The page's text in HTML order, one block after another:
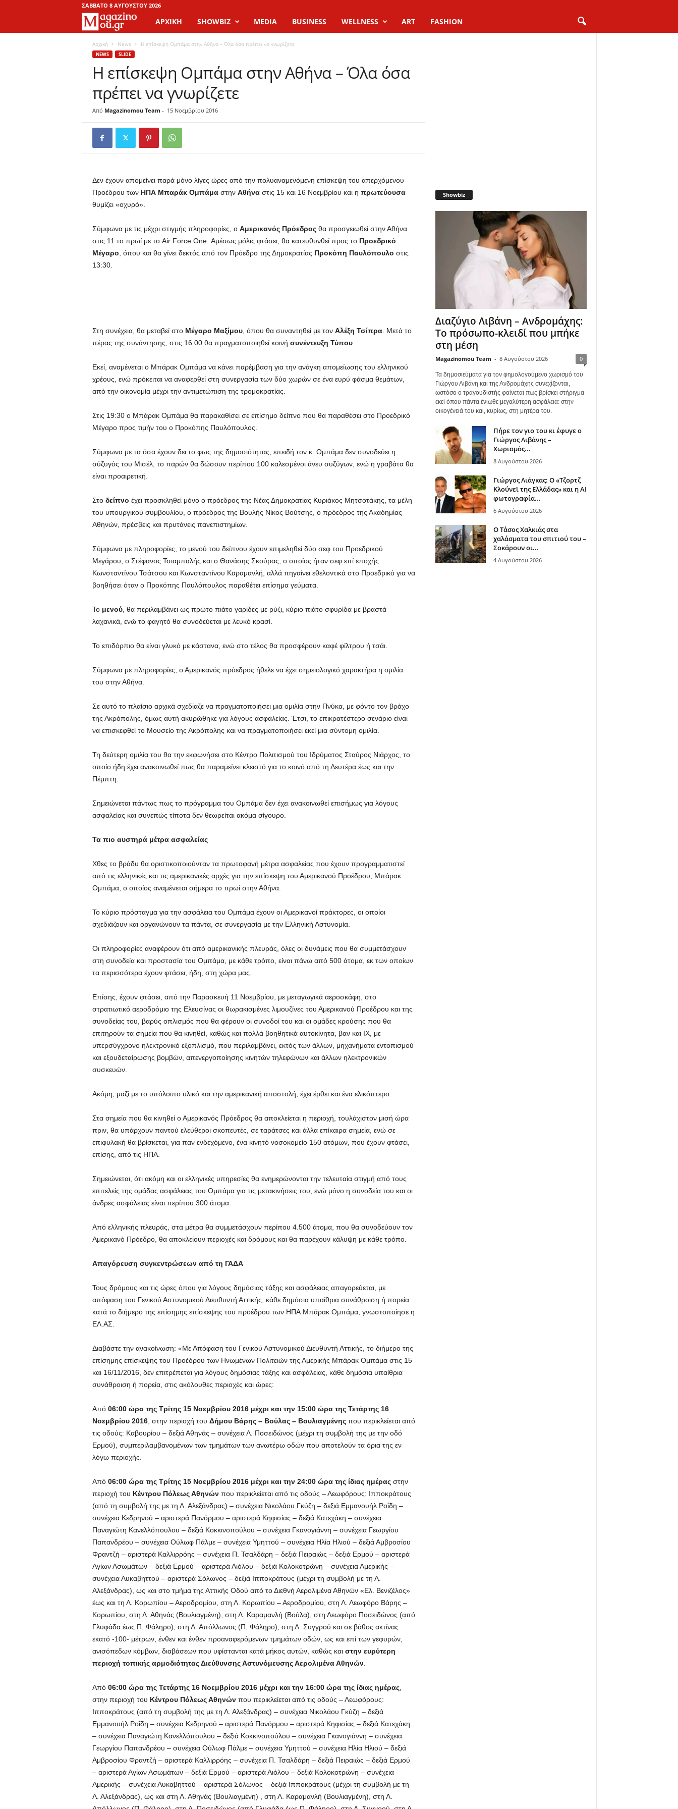
ΣΆΒΒΑΤΟ 8 ΑΥΓΟΎΣΤΟΥ 2026
a
z
n
o
u
ΑΡΧΙΚΉ SHOWBIZ MEDIA BUSINESS WELLNESS ART FASHION
Αρχική News Η επίσκεψη Ομπάμα στην Αθήνα – Όλα όσα πρέπει να γνωρίζετε
NEWS SLIDE
Η επίσκεψη Ομπάμα στην Αθήνα – Όλα όσα
πρέπει να γνωρίζετε
Από Magazinomou Team - 15 Νοεμβρίου 2016
Δεν έχουν απομείνει παρά μόνο λίγες ώρες από την πολυαναμενόμενη επίσκεψη του απερχόμενου
Προέδρου τωνΗΠΑ Μπαράκ Ομπάμαστην Αθήνα στις 15 και 16 Νοεμβρίου και η πρωτεύουσα
θυμίζει «οχυρό».
Σύμφωνα με τις μέχρι στιγμής πληροφορίες, ο Αμερικανός Πρόεδροςθα προσγειωθεί στην Αθήνα
στις 11 το πρωί με το Air Force One. Αμέσως μόλις φτάσει, θα κατευθυνθεί προς το Προεδρικό
Μέγαρο , όπου και θα γίνει δεκτός από τον Πρόεδρο της Δημοκρατίας Προκόπη Παυλόπουλο στις
13:30.
Στη συνέχεια, θα μεταβεί στο Μέγαρο Μαξίμου, όπου θα συναντηθεί με τον Αλέξη Τσίπρα. Μετά το
πέρας της συνάντησης, στις 16:00 θα πραγματοποιηθεί κοινή συνέντευξη Τύπου.
Εκεί, αναμένεται ο Μπάρακ Ομπάμα να κάνει παρέμβαση για την ανάγκη απομείωσης του ελληνικού
χρέους, ενώ πρόκειται να αναφερθεί στη συνεργασία των δύο χωρών σε ένα ευρύ φάσμα θεμάτων,
από την οικονομία μέχρι την αντιμετώπιση της τρομοκρατίας.
Στις 19:30 ο Μπάρακ Ομπάμα θα παρακαθίσει σε επίσημο δείπνο που θα παραθέσει στο Προεδρικό
Μέγαρο προς τιμήν του ο Προκόπης Παυλόπουλος.
Σύμφωνα με τα όσα έχουν δει το φως της δημοσιότητας, επειδή τον κ. Ομπάμα δεν συνοδεύει η
σύζυγός του Μισέλ, το παρών θα δώσουν περίπου 100 καλεσμένοι άνευ συζύγων, ενώ η γραβάτα θα
είναι προαιρετική.
Στο δείπνο έχει προσκληθεί μόνο ο πρόεδρος της Νέας Δημοκρατίας Κυριάκος Μητσοτάκης, τα μέλη
του υπουργικού συμβουλίου, ο πρόεδρος της Βουλής Νίκος Βούτσης, ο πρόεδρος της Ακαδημίας
Αθηνών, πρέσβεις και πρυτάνεις πανεπιστημίων.
Σύμφωνα με πληροφορίες, το μενού του δείπνου έχουν επιμεληθεί δύο σεφ του Προεδρικού
Μεγάρου, ο Στέφανος Τσιαμπαλής και ο Θανάσης Σκούρας, ο οποίος ήταν σεφ επί εποχής
Κωνσταντίνου Τσάτσου και Κωνσταντίνου Καραμανλή, αλλά πηγαίνει εθελοντικά στο Προεδρικό για να
βοηθήσει όταν ο Προκόπης Παυλόπουλος παραθέτει επίσημα γεύματα.
Το μενού, θα περιλαμβάνει ως πρώτο πιάτο γαρίδες με ρύζι, κύριο πιάτο σφυρίδα με βραστά
λαχανικά, ενώ το φαγητό θα συνοδεύεται με λευκό κρασί.
Το επιδόρπιο θα είναι γλυκό με κάστανα, ενώ στο τέλος θα προσφέρουν καφέ φίλτρου ή τσάι.
Σύμφωνα με πληροφορίες, ο Αμερικανός πρόεδρος ήθελε να έχει σημειολογικό χαρακτήρα η ομιλία
του στην Αθήνα.
Σε αυτό το πλαίσιο αρχικά σχεδίαζε να πραγματοποιήσει μια ομιλία στην Πνύκα, με φόντο τον βράχο
της Ακρόπολης, όμως αυτή ακυρώθηκε για λόγους ασφαλείας. Έτσι, το επικρατέστερο σενάριο είναι
να επισκεφθεί το Μουσείο της Ακρόπολης και να πραγματοποιήσει εκεί μια σύντομη ομιλία.
Τη δεύτερη ομιλία του θα την εκφωνήσει στο Κέντρο Πολιτισμού του Ιδρύματος Σταύρος Νιάρχος, το
οποίο ήδη έχει ανακοινωθεί πως θα παραμείνει κλειστό για το κοινό από τη Δευτέρα έως και την
Πέμπτη.
Σημειώνεται πάντως πως το πρόγραμμα του Ομπάμα δεν έχει ανακοινωθεί επισήμως για λόγους
ασφαλείας και συνεπώς τίποτα δεν θεωρείται ακόμα σίγουρο.
Τα πιο αυστηρά μέτρα ασφαλείας
Χθες το βράδυ θα οριστικοποιούνταν τα πρωτοφανή μέτρα ασφαλείας που έχουν προγραμματιστεί
από τις ελληνικές και τις αμερικανικές αρχές για την επίσκεψη του Αμερικανού Προέδρου, Μπάρακ
Ομπάμα, ο οποίος αναμένεται σήμερα το πρωί στην Αθήνα.
Το κύριο πρόσταγμα για την ασφάλεια του Ομπάμα έχουν οι Αμερικανοί πράκτορες, οι οποίοι
σχεδιάζουν και οργανώνουν τα πάντα, σε συνεργασία με την Ελληνική Αστυνομία.
Οι πληροφορίες αναφέρουν ότι από αμερικανικής πλευράς, όλες οι δυνάμεις που θα συμμετάσχουν
στη συνοδεία και προστασία του Ομπάμα, με κάθε τρόπο, είναι πάνω από 500 άτομα, εκ των οποίων
τα περισσότερα έχουν φτάσει, ήδη, στη χώρα μας.
Επίσης, έχουν φτάσει, από την Παρασκευή 11 Νοεμβρίου, με μεταγωγικά αεροσκάφη, στο
στρατιωτικό αεροδρόμιο της Ελευσίνας οι θωρακισμένες λιμουζίνες του Αμερικανού Προέδρου και της
συνοδείας του, βαρύς οπλισμός που θα φέρουν οι συνοδοί του και οι ομάδες κρούσης που θα
επιτηρούν τα σημεία που θα κινηθεί, καθώς και πολλά βοηθητικά αυτοκίνητα, βαν και ΙΧ, με
υπερσύγχρονο ηλεκτρονικό εξοπλισμό, που περιλαμβάνει, εκτός των άλλων, μηχανήματα εντοπισμού
και εξουδεταίρωσης βομβών, απενεργοποίησης κινητών τηλεφώνων και άλλων ηλεκτρονικών
συσκευών.
Ακόμη, μαζί με το υπόλοιπο υλικό και την αμερικανική αποστολή, έχει έρθει και ένα ελικόπτερο.
Στα σημεία που θα κινηθεί ο Αμερικανός Πρόεδρος θα αποκλείεται η περιοχή, τουλάχιστον μισή ώρα
πριν, θα υπάρχουν παντού ελεύθεροι σκοπευτές, σε ταράτσες και άλλα επίκαιρα σημεία, ενώ σε
επιφυλακή θα βρίσκεται, για παν ενδεχόμενο, ένα κινητό νοσοκομείο 150 ατόμων, που έχουν φτάσει,
επίσης, από τις ΗΠΑ.
Σημειώνεται, ότι ακόμη και οι ελληνικές υπηρεσίες θα ενημερώνονται την τελευταία στιγμή από τους
επιτελείς της ομάδας ασφάλειας του Ομπάμα για τις μετακινήσεις του, ενώ μόνο η συνοδεία του και οι
άνδρες ασφάλειας είναι περίπου 300 άτομα.
Από ελληνικής πλευράς, στα μέτρα θα συμμετάσχουν περίπου 4.500 άτομα, που θα συνοδεύουν τον
Αμερικανό Πρόεδρο, θα αποκλείουν περιοχές και δρόμους και θα παρέχουν κάλυψη με κάθε τρόπο.
Απαγόρευση συγκεντρώσεων από τη ΓΑΔΑ
Τους δρόμους και τις ώρες όπου για λόγους δημόσιας τάξης και ασφάλειας απαγορεύεται, με
απόφαση του Γενικού Αστυνομικού Διευθυντή Αττικής, κάθε δημόσια υπαίθρια συνάθροιση ή πορεία
κατά το διήμερο της επίσημης επίσκεψης του προέδρου των ΗΠΑ Μπάρακ Ομπάμα, γνωστοποίησε η
ΕΛ.ΑΣ.
Διαβάστε την ανακοίνωση: «Με Απόφαση του Γενικού Αστυνομικού Διευθυντή Αττικής, το διήμερο της
επίσημης επίσκεψης του Προέδρου των Ηνωμένων Πολιτειών της Αμερικής Μπάρακ Ομπάμα στις 15
και 16/11/2016, δεν επιτρέπεται για λόγους δημόσιας τάξης και ασφάλειας, κάθε δημόσια υπαίθρια
συνάθροιση ή πορεία, στις ακόλουθες περιοχές και ώρες:
Από 06:00 ώρα της Τρίτης 15 Νοεμβρίου 2016 μέχρι και την 15:00 ώρα της Τετάρτης 16
Νοεμβρίου 2016, στην περιοχή του Δήμου Βάρης – Βούλας – Βουλιαγμένηςπου περικλείεται από
τις οδούς: Καβουρίου – δεξιά Αθηνάς – συνέχεια Λ. Ποσειδώνος (μέχρι τη συμβολή της με την οδό
Ερμού), συμπεριλαμβανομένων των τμημάτων των ανωτέρω οδών που αποτελούν τα όρια της εν
λόγω περιοχής.
Από 06:00 ώρα της Τρίτης 15 Νοεμβρίου 2016 μέχρι και την 24:00 ώρα της ίδιας ημέραςστην
περιοχή του Κέντρου Πόλεως Αθηνώνπου περικλείεται από τις οδούς – Λεωφόρους: Ιπποκράτους
(από τη συμβολή της με τη Λ. Αλεξάνδρας) – συνέχεια Νικολάου Γκύζη – δεξιά Εμμανουήλ Ροΐδη –
συνέχεια Κεδρηνού – αριστερά Πανόρμου – αριστερά Κηφισίας – δεξιά Κατεχάκη – συνέχεια
Παναγιώτη Κανελλόπουλου – δεξιά Κοκκινοπούλου – συνέχεια Γκανογιάννη – συνέχεια Γεωργίου
Παπανδρέου – συνέχεια Ούλωφ Πάλμε – συνέχεια Υμηττού – συνέχεια Ηλία Ηλιού – δεξιά Αμβροσίου
Φραντζή – αριστερά Καλλιρρόης – συνέχεια Π. Τσαλδάρη – δεξιά Πειραιώς – δεξιά Ερμού – αριστερά
Αγίων Ασωμάτων – δεξιά Ερμού – αριστερά Αιόλου – δεξιά Κολοκοτρώνη – συνέχεια Αμερικής –
συνέχεια Λυκαβηττού – αριστερά Σόλωνος – δεξιά Ιπποκράτους (μέχρι τη συμβολή με τη Λ.
Αλεξάνδρας), ως και στο τμήμα της Αττικής Οδού από το Διεθνή Αερολιμένα Αθηνών «Ελ. Βενιζέλος»
έως και τη Λ. Κορωπίου – Αεροδρομίου, στη Λ. Κορωπίου – Αεροδρομίου, στη Λ. Λεωφόρο Βάρης –
Κορωπίου, στη Λ. Αθηνάς (Βουλιαγμένη), στη Λ. Καραμανλή (Βούλα), στη Λεωφόρο Ποσειδώνος (από
Γλυφάδα έως Π. Φάληρο), στη Λ. Απόλλωνος (Π. Φάληρο), στη Λ. Συγγρού και σε βάθος ακτίνας
εκατό -100- μέτρων, ένθεν και ένθεν προαναφερόμενων τμημάτων οδών, ως και επί των γεφυρών,
ανισόπεδων κόμβων, διαβάσεων που υφίστανται κατά μήκος αυτών, καθώς και στην ευρύτερη
περιοχή τοπικής αρμοδιότητας Διεύθυνσης Αστυνόμευσης Αερολιμένα Αθηνών.
Από 06:00 ώρα της Τετάρτης 16 Νοεμβρίου 2016 μέχρι και την 16:00 ώρα της ίδιας ημέρας,
στην περιοχή του Κέντρου Πόλεως Αθηνώνπου περικλείεται από τις οδούς – Λεωφόρους:
Ιπποκράτους (από τη συμβολή της με τη Λ. Αλεξάνδρας) – συνέχεια Νικολάου Γκύζη – δεξιά
Εμμανουήλ Ροΐδη – συνέχεια Κεδρηνού – αριστερά Πανόρμου – αριστερά Κηφισίας – δεξιά Κατεχάκη
– συνέχεια Παναγιώτη Κανελλόπουλου – δεξιά Κοκκινοπούλου – συνέχεια Γκανογιάννη – συνέχεια
Γεωργίου Παπανδρέου – συνέχεια Ούλωφ Πάλμε – συνέχεια Υμηττού – συνέχεια Ηλία Ηλιού – δεξιά
Αμβροσίου Φραντζή – αριστερά Καλλιρρόης – συνέχεια Π. Τσαλδάρη – δεξιά Πειραιώς – δεξιά Ερμού
– αριστερά Αγίων Ασωμάτων – δεξιά Ερμού – αριστερά Αιόλου – δεξιά Κολοκοτρώνη – συνέχεια
Αμερικής – συνέχεια Λυκαβηττού – αριστερά Σόλωνος – δεξιά Ιπποκράτους (μέχρι τη συμβολή με τη
Λ. Αλεξάνδρας), ως και στη Λ. Αθηνάς (Βουλιαγμένη) , στη Λ. Καραμανλή (Βουλιαγμένη), στη Λ.
Showbiz
Διαζύγιο Λιβάνη – Ανδρομάχης:
Το πρόσωπο-κλειδί που μπήκε
στη μέση
Magazinomou Team - 8 Αυγούστου 2026 0
Τα δημοσιεύματα για τον φημολογούμενο χωρισμό του
Γιώργου Λιβάνη και της Ανδρομάχης συνεχίζονται,
ωστόσο ο τραγουδιστής φαίνεται πως βρίσκει στήριγμα
εκεί όπου πάντα ένιωθε μεγαλύτερη ασφάλεια: στην
οικογένειά του και, κυρίως, στη μητέρα του.
Πήρε τον γιο του κι έφυγε ο
Γιώργος Λιβάνης –
Χωρισμός...
8 Αυγούστου 2026
Γιώργος Λιάγκας: Ο «Τζορτζ
Κλούνεϊ της Ελλάδας» και η AI
φωτογραφία...
6 Αυγούστου 2026
Ο Τάσος Χαλκιάς στα
χαλάσματα του σπιτιού του –
Σοκάρουν οι...
4 Αυγούστου 2026